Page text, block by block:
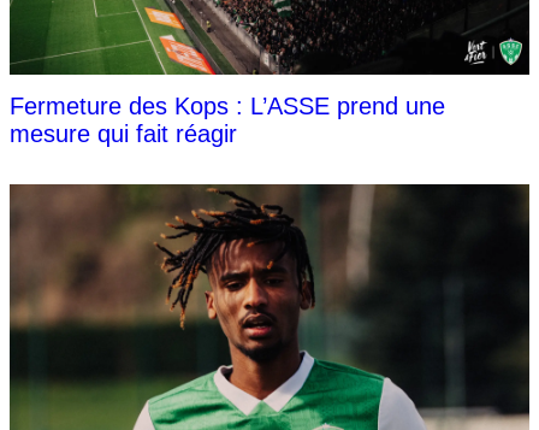
Fermeture des Kops : L’ASSE prend une
mesure qui fait réagir